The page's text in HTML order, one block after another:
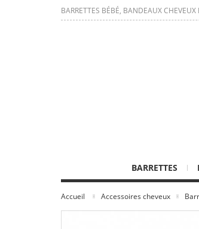
BARRETTES BÉBÉ, BANDEAUX
BARRETTES
Accueil Accessoires cheveux